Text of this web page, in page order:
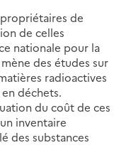
propriétaires de
de celles
nationale pour la
des études sur
radioactives
déchets.
du coût de ces
inventaire
des substances